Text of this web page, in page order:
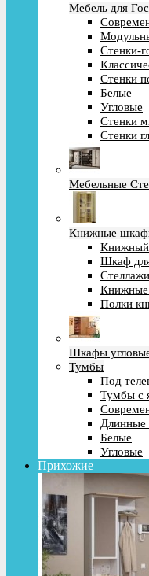
Мебель для
Стенки-
Стенки
Белые
Угловые
Стенки
Стенки
Мебельные
Книжные
Книжный
Шкаф
Книжные
Полки
Шкафы
Тумбы
Под
Тумбы с
Белые
Угловые
Прихожие